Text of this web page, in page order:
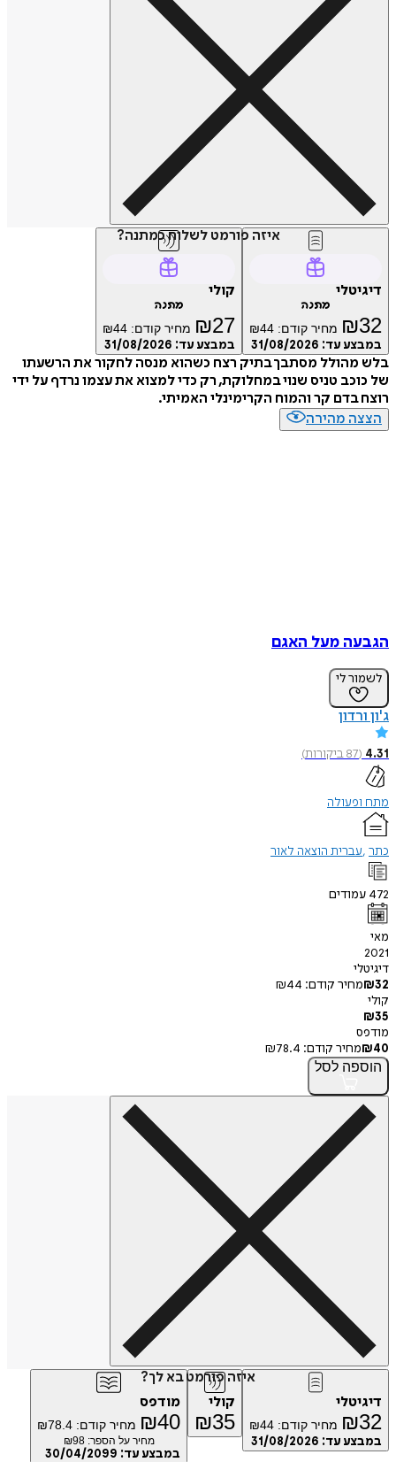
איזה פורמט לשלוח כמתנה?
דיגיטלי
מתנה
₪32 מחיר קודם: ₪44
במבצע עד: 31/08/2026
קולי
מתנה
₪27 מחיר קודם: ₪44
במבצע עד: 31/08/2026
בלש מהולל מסתבך בתיק רצח כשהוא מנסה לחקור את הרשעתו
של כוכב טניס שנוי במחלוקת, רק כדי למצוא את עצמו נרדף על ידי
רוצח בדם קר והמוח הקרימינלי האמיתי.
הצצה מהירה
הגבעה מעל האגם
לשמור לי
ג'ון ורדון
4.31
(
87ביקורות)
מתח ופעולה
כתר עברית הוצאה לאור
472 עמודים
מאי
2021
דיגיטלי
₪32 מחיר קודם: ₪44
קולי
₪35
מודפס
₪40 מחיר קודם: ₪78.4
הוספה לסל
איזה פורמט בא לך?
דיגיטלי
₪32 מחיר קודם: ₪44
במבצע עד: 31/08/2026
קולי
₪35
מודפס
₪40 מחיר קודם: ₪78.4
מחיר על הספר: ₪98
במבצע עד: 30/04/2099